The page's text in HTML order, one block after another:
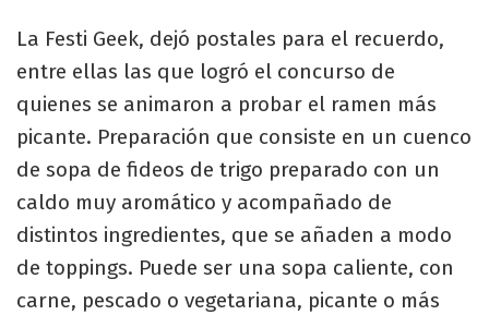
La Festi Geek, dejó postales para el recuerdo,
entre ellas las que logró el concurso de
quienes se animaron a probar el ramen más
picante. Preparación que consiste en un cuenco
de sopa de fideos de trigo preparado con un
caldo muy aromático y acompañado de
distintos ingredientes, que se añaden a modo
de toppings. Puede ser una sopa caliente, con
carne, pescado o vegetariana, picante o más